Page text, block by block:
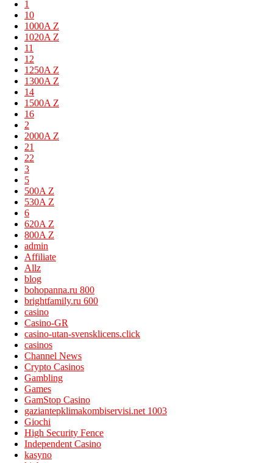
1
10
1000A Z
1020A Z
11
12
1250A Z
1300A Z
14
1500A Z
16
2
2000A Z
21
22
3
5
500A Z
530A Z
6
620A Z
800A Z
admin
Affiliate
Allz
blog
bohopanna.ru 800
brightfamily.ru 600
casino
Casino-GR
casino-utan-svensklicens.click
casinos
Channel News
Crypto Casinos
Gambling
Games
GamStop Casino
gaziantepklimakombiservisi.net 1003
Giochi
High Security Fence
Independent Casino
kasyno